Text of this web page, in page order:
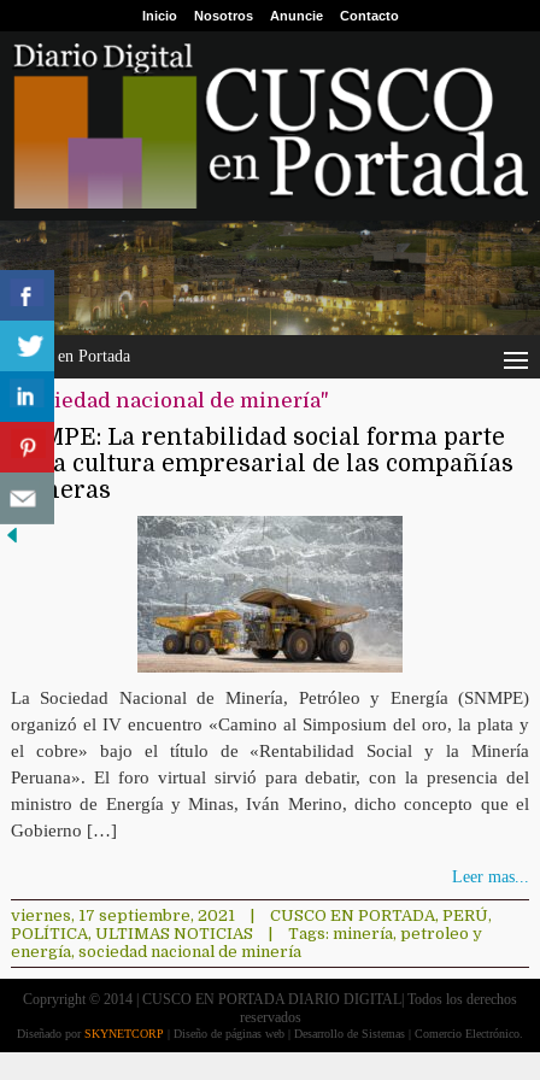
Inicio Nosotros Anuncie Contacto
Cusco en Portada
"sociedad nacional de minería"
SNMPE: La rentabilidad social forma parte
de la cultura empresarial de las compañías
mineras
La Sociedad Nacional de Minería, Petróleo y Energía (SNMPE)
organizó el IV encuentro «Camino al Simposium del oro, la plata y
el cobre» bajo el título de «Rentabilidad Social y la Minería
Peruana». El foro virtual sirvió para debatir, con la presencia del
ministro de Energía y Minas, Iván Merino, dicho concepto que el
Gobierno […]
Leer mas...
viernes, 17 septiembre, 2021 CUSCO EN PORTADA, PERÚ,
POLÍTICA, ULTIMAS NOTICIAS Tags: minería, petroleo y
energía, sociedad nacional de minería
Copryright © 2014 | CUSCO EN PORTADA DIARIO DIGITAL| Todos los derechos
reservados
Diseñado por SKYNETCORP | Diseño de páginas web | Desarrollo de Sistemas | Comercio Electrónico.